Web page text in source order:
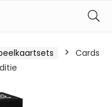
Cards